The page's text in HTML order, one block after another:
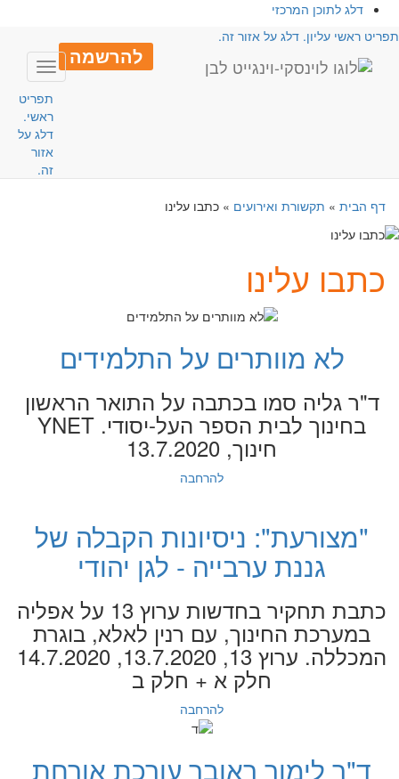
דלג לתוכן המרכזי
ראשי עליון. דלג על אזור זה.
להרשמה
Toggle
תפריט
ראשי.
דלג על
אזור
זה.
דף הבית» תקשורת ואירועים» כתבו עלינו
כתבו עלינו
לא מוותרים על התלמידים
ד"ר גליה סמו בכתבה על התואר הראשון
בחינוך לבית הספר העל-יסודי. YNET
חינוך, 13.7.2020
להרחבה
"מצורעת": ניסיונות הקבלה של
גננת ערבייה - לגן יהודי
כתבת תחקיר בחדשות ערוץ 13 על אפליה
במערכת החינוך, עם רנין לאלא, בוגרת
המכללה. ערוץ 13, 13.7.2020, 14.7.2020
חלק א + חלק ב
להרחבה
ד"ר לימור ראובך עורכת אורחת